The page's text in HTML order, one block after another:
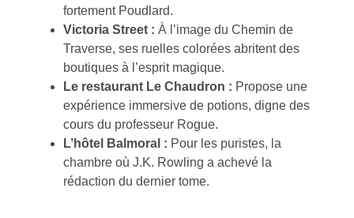
fortement Poudlard.
Victoria Street : À l’image du Chemin de
Traverse, ses ruelles colorées abritent des
boutiques à l’esprit magique.
Le restaurant Le Chaudron : Propose une
expérience immersive de potions, digne des
cours du professeur Rogue.
L’hôtel Balmoral : Pour les puristes, la
chambre où J.K. Rowling a achevé la
rédaction du dernier tome.